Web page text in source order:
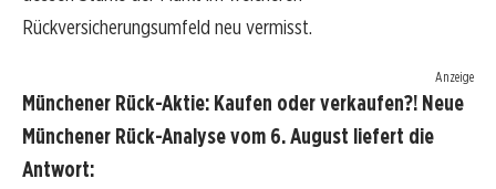
Rückversicherungsumfeld neu vermisst.
Anzeige
Münchener Rück-Aktie: Kaufen oder verkaufen?! Neue
Münchener Rück-Analyse vom 6. August liefert die
Antwort: